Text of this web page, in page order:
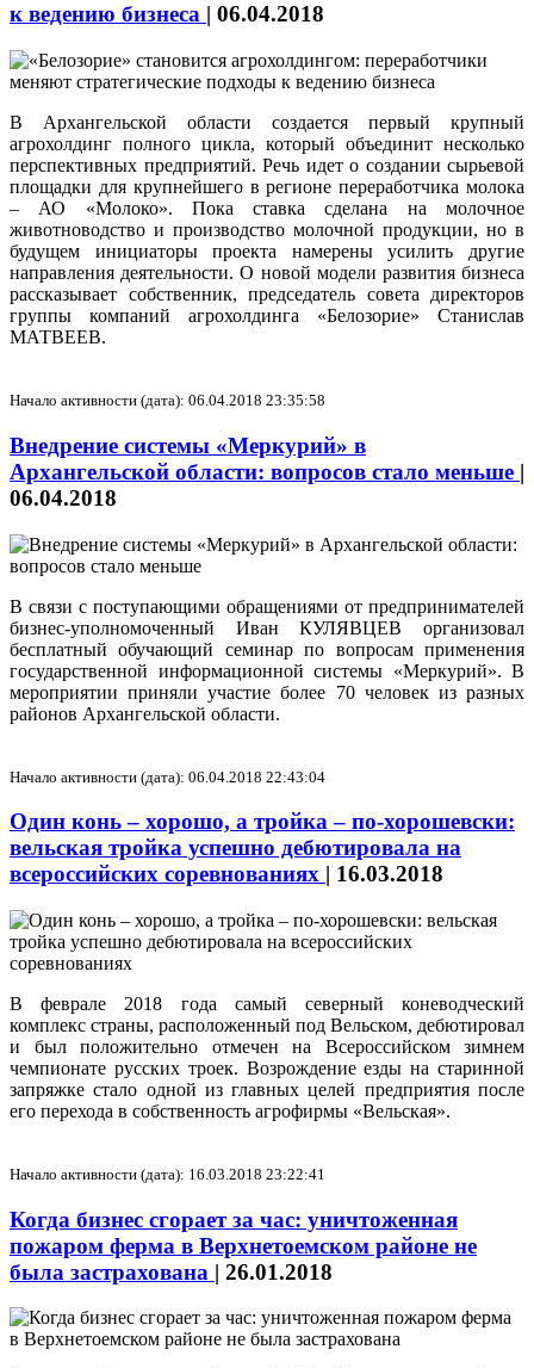
к ведению бизнеса | 06.04.2018
В Архангельской области создается первый крупный
агрохолдинг полного цикла, который объединит несколько
перспективных предприятий. Речь идет о создании сырьевой
площадки для крупнейшего в регионе переработчика молока
– АО «Молоко». Пока ставка сделана на молочное
животноводство и производство молочной продукции, но в
будущем инициаторы проекта намерены усилить другие
направления деятельности. О новой модели развития бизнеса
рассказывает собственник, председатель совета директоров
группы компаний агрохолдинга «Белозорие» Станислав
МАТВЕЕВ.
Начало активности (дата): 06.04.2018 23:35:58
Внедрение системы «Меркурий» в
Архангельской области: вопросов стало меньше |
06.04.2018
В связи с поступающими обращениями от предпринимателей
бизнес-уполномоченный Иван КУЛЯВЦЕВ организовал
бесплатный обучающий семинар по вопросам применения
государственной информационной системы «Меркурий». В
мероприятии приняли участие более 70 человек из разных
районов Архангельской области.
Начало активности (дата): 06.04.2018 22:43:04
Один конь – хорошо, а тройка – по-хорошевски:
вельская тройка успешно дебютировала на
всероссийских соревнованиях | 16.03.2018
В феврале 2018 года самый северный коневодческий
комплекс страны, расположенный под Вельском, дебютировал
и был положительно отмечен на Всероссийском зимнем
чемпионате русских троек. Возрождение езды на старинной
запряжке стало одной из главных целей предприятия после
его перехода в собственность агрофирмы «Вельская».
Начало активности (дата): 16.03.2018 23:22:41
Когда бизнес сгорает за час: уничтоженная
пожаром ферма в Верхнетоемском районе не
была застрахована | 26.01.2018